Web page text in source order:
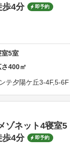
歩4分
即予約
室5室
さ400㎡
テ夕陽ケ丘3-4F,5-6F
ゾネット4寝室5
歩4分
即予約